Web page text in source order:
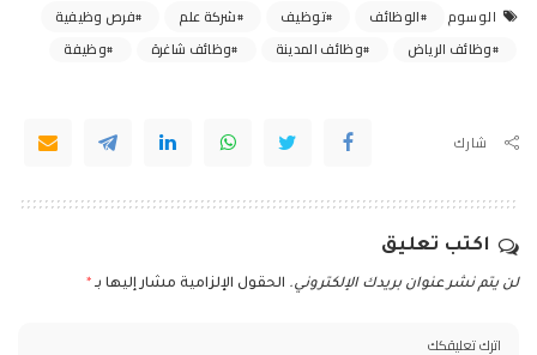
الوسوم الوظائف توظيف شركة علم
فرص وظيفية
وظائف الرياض
وظائف المدينة وظائف شاغرة وظيفة
شارك
اكتب تعليق
لن يتم نشر عنوان بريدك الإلكتروني. الحقول الإلزامية مشار إليها بـ *